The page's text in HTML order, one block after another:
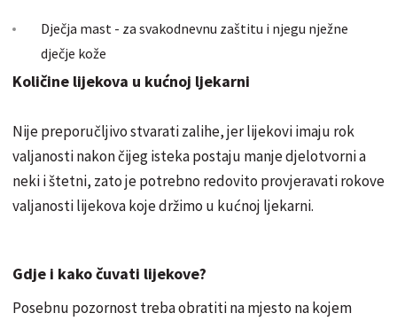
Dječja mast - za svakodnevnu zaštitu i njegu nježne
dječje kože
Količine lijekova u kućnoj ljekarni
Nije preporučljivo stvarati zalihe, jer lijekovi imaju rok
valjanosti nakon čijeg isteka postaju manje djelotvorni a
neki i štetni, zato je potrebno redovito provjeravati rokove
valjanosti lijekova koje držimo u kućnoj ljekarni.
Gdje i kako čuvati lijekove?
Posebnu pozornost treba obratiti na mjesto na kojem